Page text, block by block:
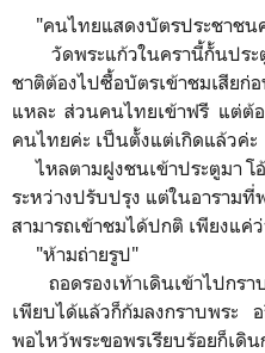
"คนไทยแสดงบัตรประชาชน
วัดพระแก้วในครานี้กั้นประตู
ชาติต้องไปซื้อบัตรเข้าชมเสีย
แหละ ส่วนคนไทยเข้าฟรี แต่ต้
คนไทยค่ะ เป็นตั้งแต่เกิดแล้วค่ะ
ไหลตามฝูงชนเข้าประตูมา โ
ระหว่างปรับปรุง แต่ในอาราม
สามารถเข้าชมได้ปกติ เพียงแค่
"ห้ามถ่ายรูป"
ถอดรองเท้าเดินเข้าไปกรา
เพียบได้แล้วก็ก้มลงกราบพระ
พอไหว้พระขอพรเรียบร้อยก็เดิ